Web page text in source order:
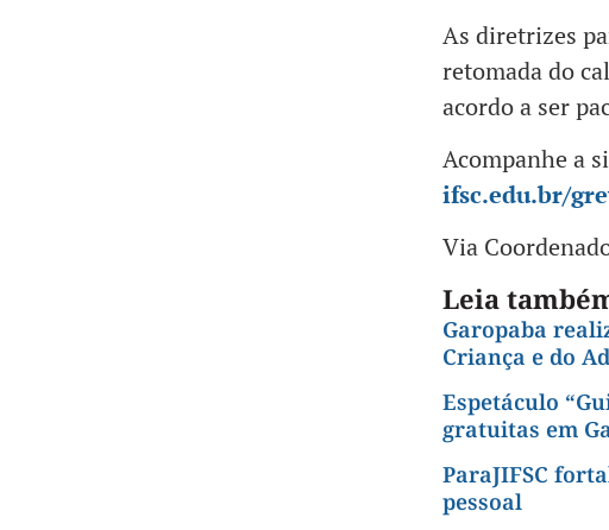
As diretrizes
retomada do
acordo a ser
Acompanhe a
ifsc.edu.br/
Via
Leia
Garopaba
Criança e do
Espetáculo
gratuitas em
ParaJIFSC
pessoal